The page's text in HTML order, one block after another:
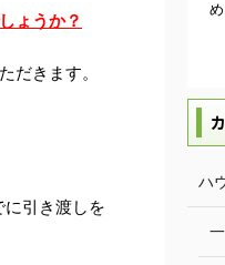
ょうか？
だきます。
引き渡しを
ハ